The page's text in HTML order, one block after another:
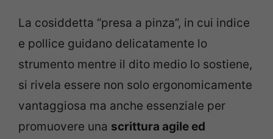
La cosiddetta “presa a pinza”, in cui indice
e pollice guidano delicatamente lo
strumento mentre il dito medio lo sostiene,
si rivela essere non solo ergonomicamente
vantaggiosa ma anche essenziale per
promuovere una scrittura agile ed